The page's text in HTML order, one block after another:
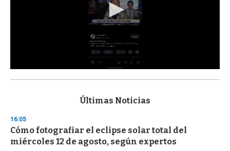
s
d
s
o
f
Últimas Noticias
16:05
Cómo fotografiar el eclipse solar total del
miércoles 12 de agosto, según expertos